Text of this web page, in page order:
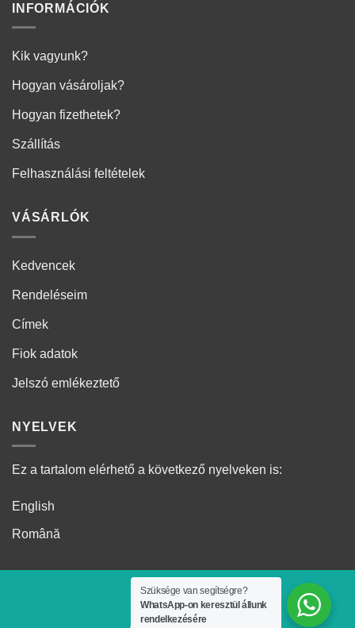
INFORMÁCIÓK
Kik vagyunk?
Hogyan vásároljak?
Hogyan fizethetek?
Szállítás
Felhasználási feltételek
VÁSÁRLÓK
Kedvencek
Rendeléseim
Címek
Fiok adatok
Jelszó emlékeztető
NYELVEK
Ez a tartalom elérhető a következő nyelveken is:
English
Română
Szüksége van segítségre?
WhatsApp-on keresztül állunk
rendelkezésére